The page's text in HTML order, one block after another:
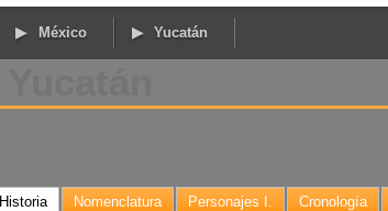
México Yucatán
Historia Nomenclatura Personajes I. Cronología